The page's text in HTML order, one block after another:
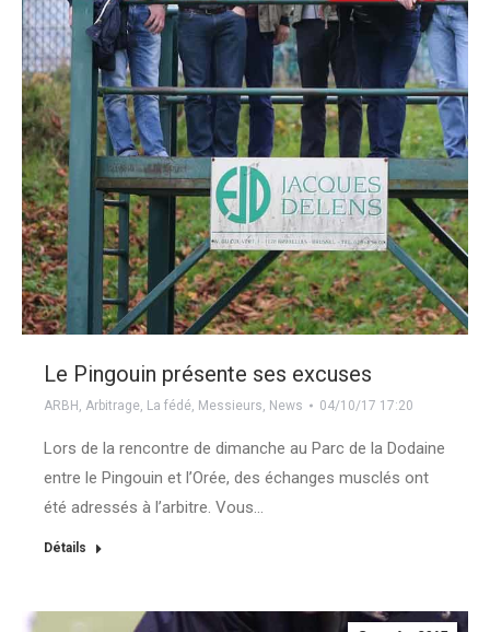
Le Pingouin présente ses excuses
ARBH , Arbitrage, La fédé, Messieurs, News 04/10/17 17:20
Lors de la rencontre de dimanche au Parc de la Dodaine
entre le Pingouin et l’Orée, des échanges musclés ont
été adressés à l’arbitre. Vous…
Détails